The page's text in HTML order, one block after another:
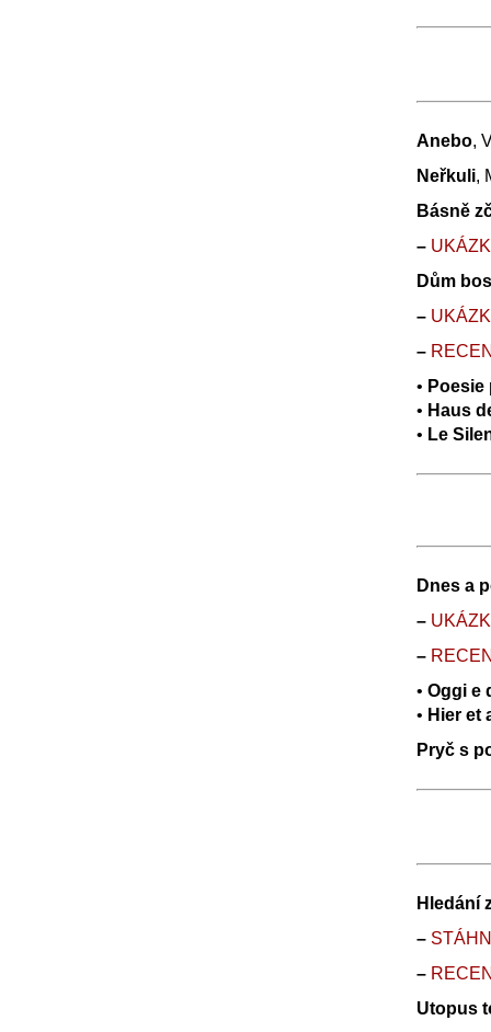
Anebo,
Neřkuli,
Básně
– UKÁ
Dům
– UKÁ
–
• Poesie
• Haus
• Le
Dnes a
– UKÁ
–
• Oggi e
• Hier et
Pryč s
Hledání
– STÁ
–
Utopus